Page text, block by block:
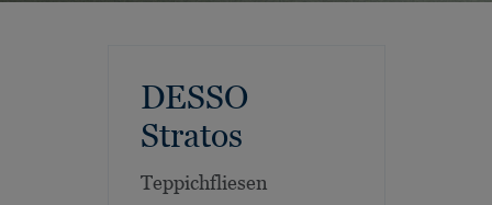
DESSO
Stratos
Teppichfliesen